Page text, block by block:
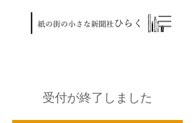
受付が終了しました